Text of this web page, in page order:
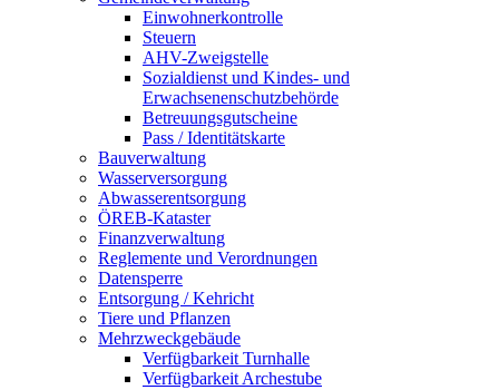
Einwohnerkontrolle
Steuern
AHV-Zweigstelle
Sozialdienst und Kindes- und
Erwachsenenschutzbehörde
Betreuungsgutscheine
Pass / Identitätskarte
Bauverwaltung
Wasserversorgung
Abwasserentsorgung
ÖREB-Kataster
Finanzverwaltung
Reglemente und Verordnungen
Datensperre
Entsorgung / Kehricht
Tiere und Pflanzen
Mehrzweckgebäude
Verfügbarkeit Turnhalle
Verfügbarkeit Archestube